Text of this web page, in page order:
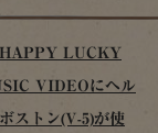
HAPPY LUCKY
VIDEOにヘル
ストン(V-5)が使